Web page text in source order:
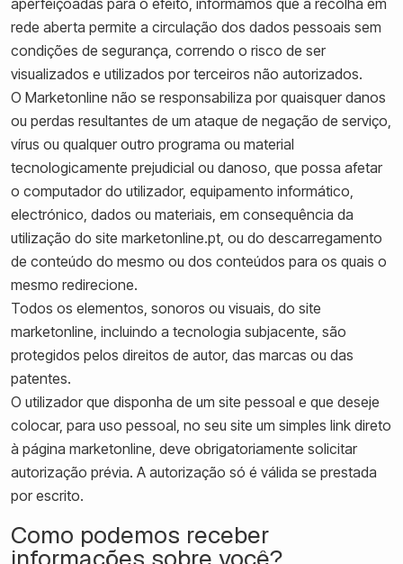
aperfeiçoadas para o efeito, informamos que a recolha em
rede aberta permite a circulação dos dados pessoais sem
condições de segurança, correndo o risco de ser
visualizados e utilizados por terceiros não autorizados.
O Marketonline não se responsabiliza por quaisquer danos
ou perdas resultantes de um ataque de negação de serviço,
vírus ou qualquer outro programa ou material
tecnologicamente prejudicial ou danoso, que possa afetar
o computador do utilizador, equipamento informático,
electrónico, dados ou materiais, em consequência da
utilização do site marketonline.pt, ou do descarregamento
de conteúdo do mesmo ou dos conteúdos para os quais o
mesmo redirecione.
Todos os elementos, sonoros ou visuais, do site
marketonline, incluindo a tecnologia subjacente, são
protegidos pelos direitos de autor, das marcas ou das
patentes.
O utilizador que disponha de um site pessoal e que deseje
colocar, para uso pessoal, no seu site um simples link direto
à página marketonline, deve obrigatoriamente solicitar
autorização prévia. A autorização só é válida se prestada
por escrito.
Como podemos receber